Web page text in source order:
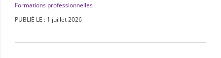
Formations professionnelles
PUBLIÉ LE : 1 juillet 2026